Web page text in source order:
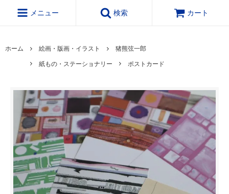
メニュー 検索 カート
ホーム 絵画・版画・イラスト
猪熊弦一郎
紙もの・ステーショナリー
ポストカード